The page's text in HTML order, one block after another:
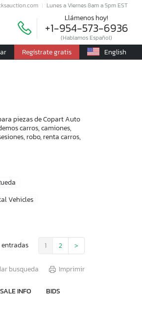
Lunes a Viernes 8am a 5pm EST
Llámenos hoy!
+1-954-573-6936
(Hablamos Español)
Regístrate gratis English
piezas de Copart Auto
carros, camiones,
robo, renta carros,
Vehicles
entradas 1 2 >
busqueda Imprimir
SALE INFO BIDS